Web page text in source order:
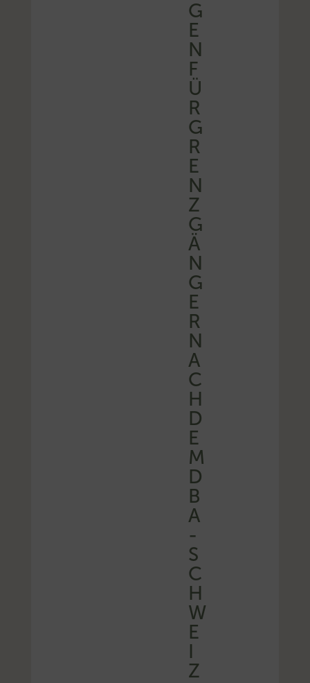
G
E
N
F
Ü
R
G
R
E
N
Z
G
Ä
N
G
E
R
N
A
C
H
D
E
M
D
B
A
-
S
C
H
W
E
I
Z